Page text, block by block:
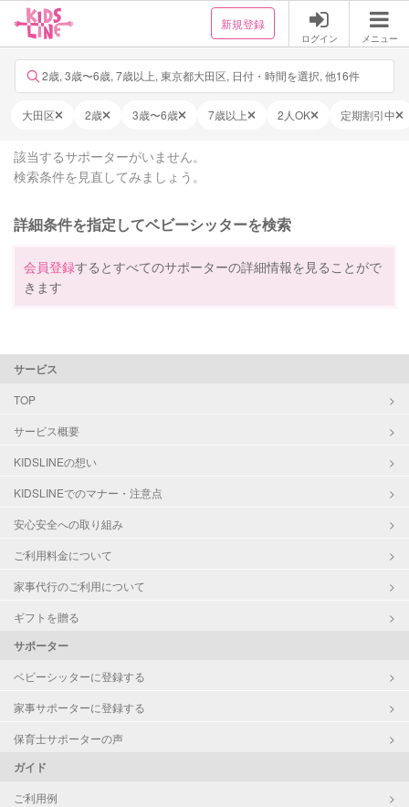
新規登録
ログイン メニュー
2歳, 3歳〜6歳, 7歳以上, 東京都大田区, 日付・時間を選択, 他16件
大田区 2歳 3歳〜6歳 7歳以上 2人OK 定期割引中
該当するサポーターがいません。
検索条件を見直してみましょう。
詳細条件を指定してベビーシッターを検索
会員登録するとすべてのサポーターの詳細情報を見ることがで
きます
サービス
TOP
サービス概要
KIDSLINEの想い
KIDSLINEでのマナー・注意点
安心安全への取り組み
ご利用料金について
家事代行のご利用について
ギフトを贈る
サポーター
ベビーシッターに登録する
家事サポーターに登録する
保育士サポーターの声
ガイド
ご利用例